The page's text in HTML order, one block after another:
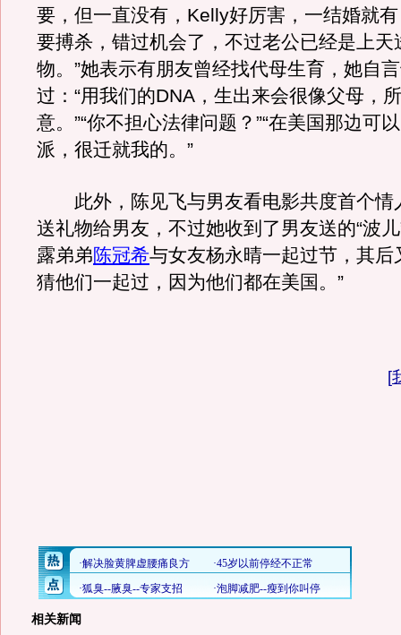
要，但一直没有，Kelly好厉害，一结婚就
要搏杀，错过机会了，不过老公已经是上天
物。”她表示有朋友曾经找代母生育，她自
过：“用我们的DNA，生出来会很像父母，
意。”“你不担心法律问题？”“在美国那边可
派，很迁就我的。”
此外，陈见飞与男友看电影共度首个情
送礼物给男友，不过她收到了男友送的“波
露弟弟陈冠希与女友杨永晴一起过节，其后
猜他们一起过，因为他们都在美国。”
[
相关新闻